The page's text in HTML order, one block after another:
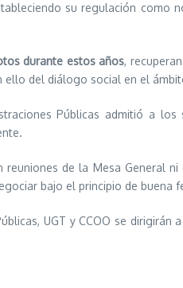
su regulación como
durante estos años,
del diálogo social en el
Públicas admitió a
de la Mesa General
bajo el principio de buena
UGT y CCOO se